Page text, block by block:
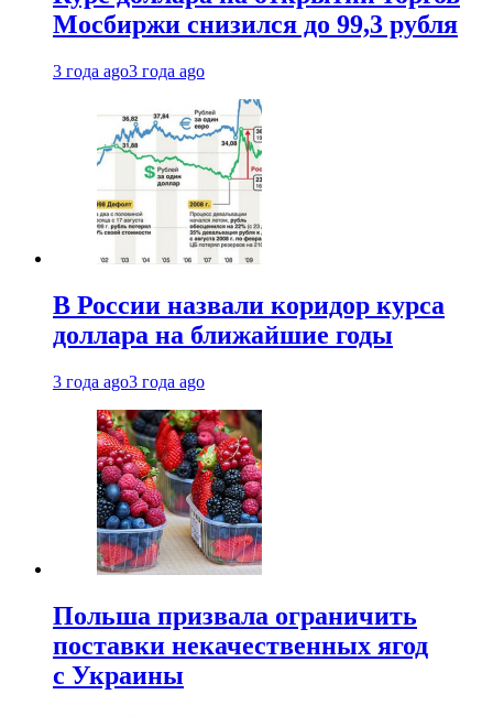
Мосбиржи снизился до 99,3 рубля
3 года ago3 года ago
В России назвали коридор курса
доллара на ближайшие годы
3 года ago3 года ago
Польша призвала ограничить
поставки некачественных ягод
с Украины